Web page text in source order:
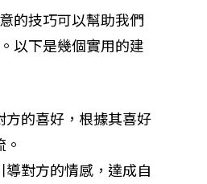
的技巧可以幫助我們
以下是幾個實用的建
方的喜好，根據其喜好
導對方的情感，達成自